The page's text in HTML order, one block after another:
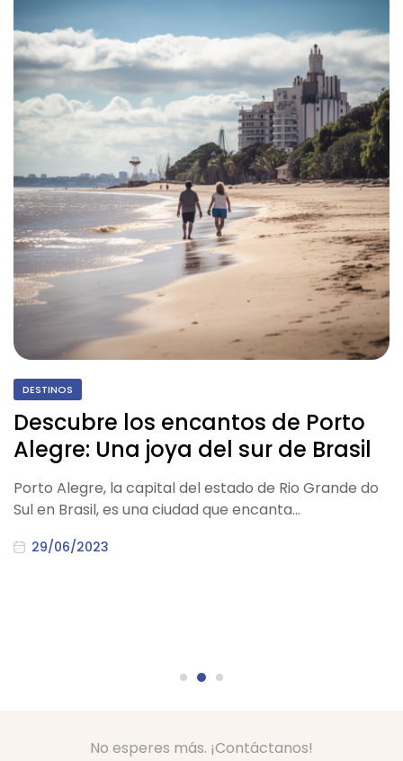
DESTINOS
Descubre los encantos de Porto
Alegre: Una joya del sur de Brasil
Porto Alegre, la capital del estado de Rio Grande do
Sul en Brasil, es una ciudad que encanta…
29/06/2023
No esperes más. ¡Contáctanos!